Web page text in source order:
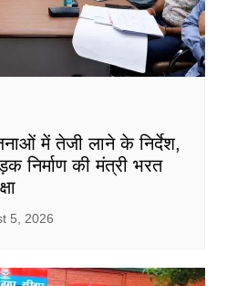
में तेजी लाने के निर्देश,
निर्माण की मंत्री भरत
5, 2026